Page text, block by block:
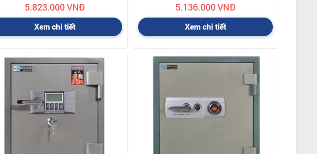
5.823.000 VNĐ
Xem chi tiết
5.136.000 VNĐ
Xem chi tiết